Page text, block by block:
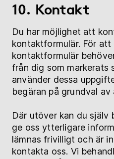
10. Kontakt
Du har möjlighet att
kontaktformulär. För
kontaktformulär
från dig som markerats
använder dessa
begäran på grundval av
Där utöver kan du själv
ge oss ytterligare
lämnas frivilligt och är
kontakta oss. Vi